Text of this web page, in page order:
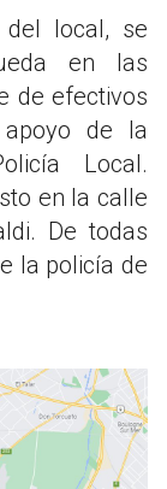
del local, se
en las
de efectivos
de la
Local.
en la calle
De todas
la policía de